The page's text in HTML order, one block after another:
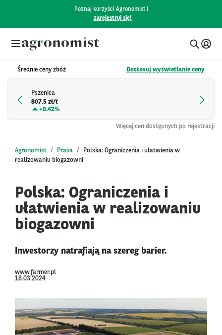
Poznaj korzyści Agronomist i
zarejestruj się!
Średnie ceny zbóż Dostosuj wyświetlanie ceny
Pszenica
807.5 zł/t
+0.42%
Więcej cen dostępnych po rejestracji
Agronomist Prasa
Polska: Ograniczenia i ułatwienia w
realizowaniu biogazowni
Polska: Ograniczenia i
ułatwienia w realizowaniu
biogazowni
Inwestorzy natrafiają na szereg barier.
www.farmer.pl
18.03.2024